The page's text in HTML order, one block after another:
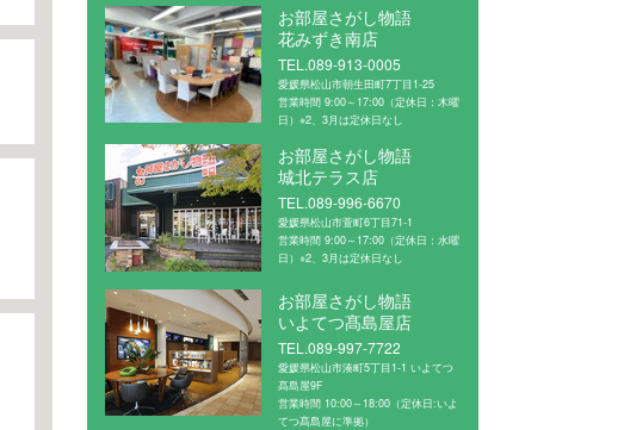
お部屋さがし物語
花みずき南店
TEL.089-913-0005
愛媛県松山市朝生田町7丁目1-25
営業時間 9:00～17:00（定休日：木曜
日）※2、3月は定休日なし
お部屋さがし物語
城北テラス店
TEL.089-996-6670
愛媛県松山市萱町6丁目71-1
営業時間 9:00～17:00（定休日：水曜
日）※2、3月は定休日なし
お部屋さがし物語
いよてつ髙島屋店
TEL.089-997-7722
愛媛県松山市湊町5丁目1-1 いよてつ
髙島屋9F
営業時間 10:00～18:00（定休日:いよ
てつ髙島屋に準拠）